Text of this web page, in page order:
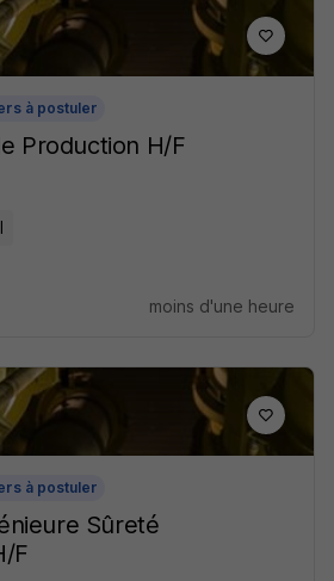
à postuler
Production H/F
moins d'une heure
à postuler
Sûreté
F